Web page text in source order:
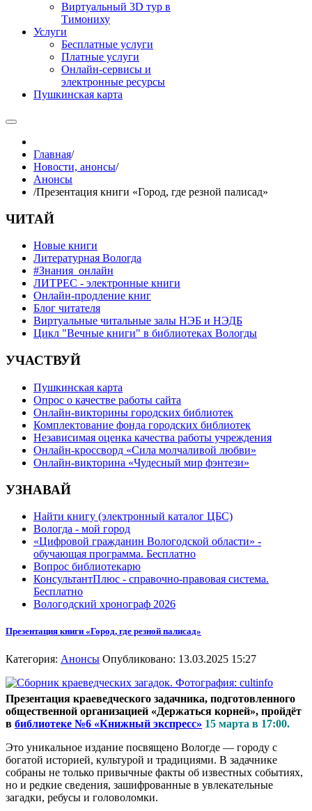
Виртуальный 3D тур в
Тимониху
Услуги
Бесплатные услуги
Платные услуги
Онлайн-сервисы и
электронные ресурсы
Пушкинская карта
Главная/
Новости, анонсы/
Анонсы
/Презентация книги «Город, где резной палисад»
ЧИТАЙ
Новые книги
Литературная Вологда
#Знания_онлайн
ЛИТРЕС - электронные книги
Онлайн-продление книг
Блог читателя
Виртуальные читальные залы НЭБ и НЭДБ
Цикл "Вечные книги" в библиотеках Вологды
УЧАСТВУЙ
Пушкинская карта
Опрос о качестве работы сайта
Онлайн-викторины городских библиотек
Комплектование фонда городских библиотек
Независимая оценка качества работы учреждения
Онлайн-кроссворд «Сила молчаливой любви»
Онлайн-викторина «Чудесный мир фэнтези»
УЗНАВАЙ
Найти книгу (электронный каталог ЦБС)
Вологда - мой город
«Цифровой гражданин Вологодской области» -
обучающая программа. Бесплатно
Вопрос библиотекарю
КонсультантПлюс - справочно-правовая система.
Бесплатно
Вологодский хронограф 2026
Презентация книги «Город, где резной палисад»
Категория: Анонсы Опубликовано: 13.03.2025 15:27
Презентация краеведческого задачника, подготовленного
общественной организацией «Держаться корней», пройдёт
в библиотеке №6 «Книжный экспресс» 15 марта в 17:00.
Это уникальное издание посвящено Вологде — городу с
богатой историей, культурой и традициями. В задачнике
собраны не только привычные факты об известных событиях,
но и редкие сведения, зашифрованные в увлекательные
загадки, ребусы и головоломки.